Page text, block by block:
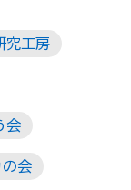
究工房
会
会